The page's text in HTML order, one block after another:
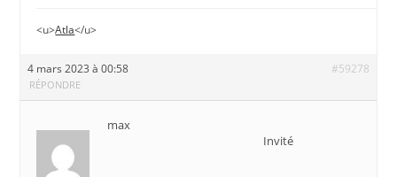
<u>Atla</u>
4 mars 2023 à 00:58 #59278
RÉPONDRE
max
Invité